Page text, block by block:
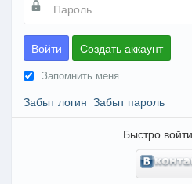
Войти Создать аккаунт
Запомнить меня
Забыт логин Забыт пароль
Быстро